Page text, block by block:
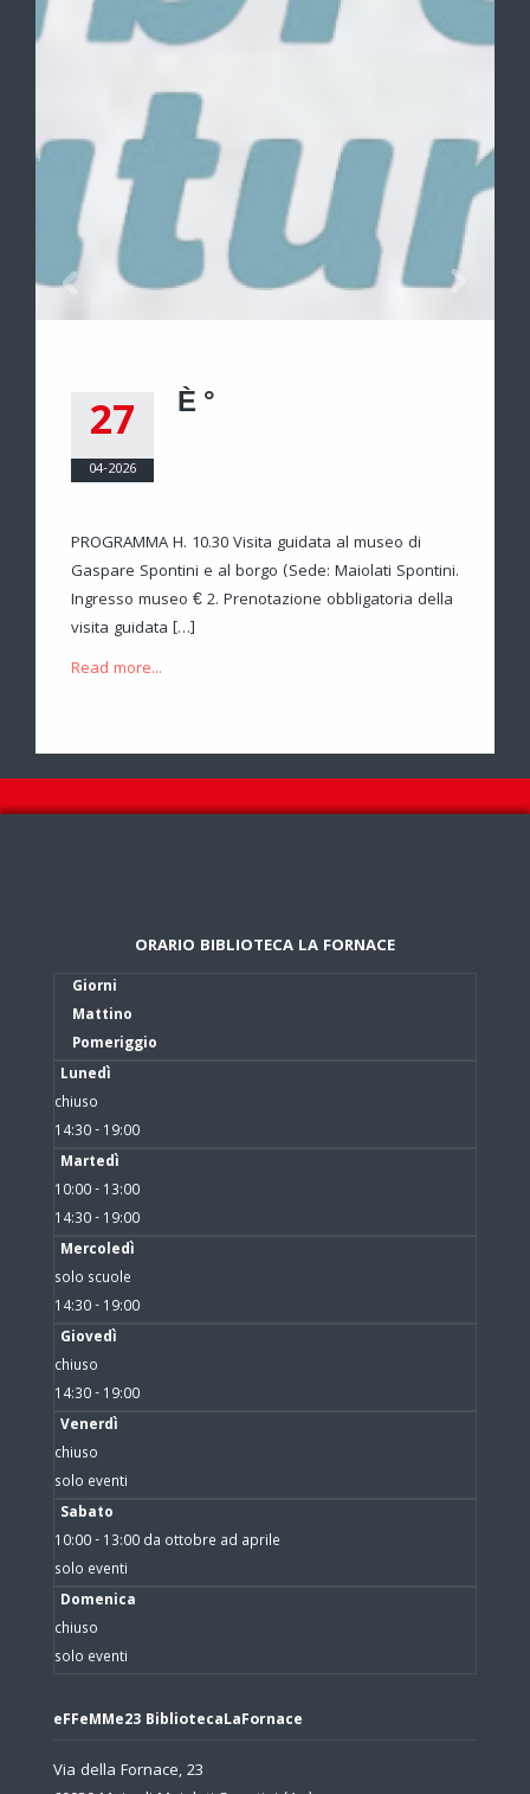
27
04-2026
È °
PROGRAMMA H. 10.30 Visita guidata al museo di
Gaspare Spontini e al borgo (Sede: Maiolati Spontini.
Ingresso museo € 2. Prenotazione obbligatoria della
visita guidata […]
Read more...
ORARIO BIBLIOTECA LA FORNACE
Giorni
Mattino
Pomeriggio
Lunedì
chiuso
14:30 - 19:00
Martedì
10:00 - 13:00
14:30 - 19:00
Mercoledì
solo scuole
14:30 - 19:00
Giovedì
chiuso
14:30 - 19:00
Venerdì
chiuso
solo eventi
Sabato
10:00 - 13:00 da ottobre ad aprile
solo eventi
Domenica
chiuso
solo eventi
eFFeMMe23 BibliotecaLaFornace
Via della Fornace, 23